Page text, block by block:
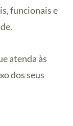
funcionais e
atenda às
dos seus